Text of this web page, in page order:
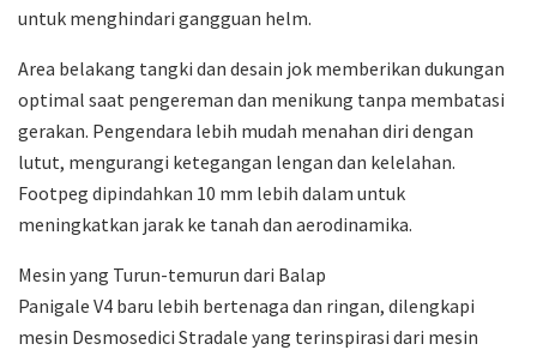
untuk menghindari gangguan helm.
Area belakang tangki dan desain jok memberikan dukungan
optimal saat pengereman dan menikung tanpa membatasi
gerakan. Pengendara lebih mudah menahan diri dengan
lutut, mengurangi ketegangan lengan dan kelelahan.
Footpeg dipindahkan 10 mm lebih dalam untuk
meningkatkan jarak ke tanah dan aerodinamika.
Mesin yang Turun-temurun dari Balap
Panigale V4 baru lebih bertenaga dan ringan, dilengkapi
mesin Desmosedici Stradale yang terinspirasi dari mesin